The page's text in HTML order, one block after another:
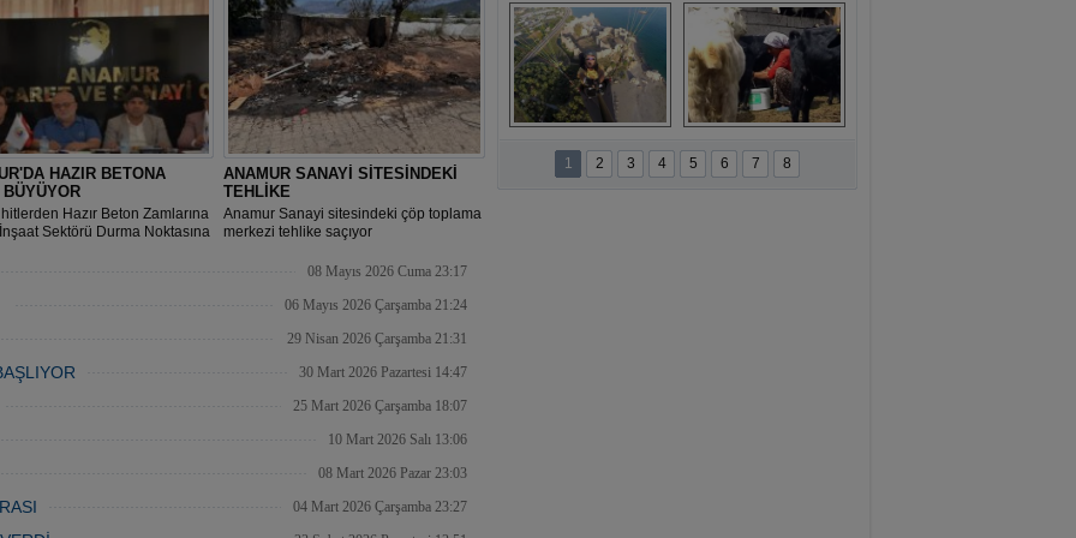
HAZIR BETONA
Hazır Beton Zamlarına
Sektörü Durma Noktasına
ANAMUR SANAYİ SİTESİNDEKİ
TEHLİKE
Anamur Sanayi sitesindeki çöp toplama
merkezi tehlike saçıyor
08 Mayıs 2026 Cuma 23:17
06 Mayıs 2026 Çarşamba 21:24
29 Nisan 2026 Çarşamba 21:31
30 Mart 2026 Pazartesi 14:47
25 Mart 2026 Çarşamba 18:07
10 Mart 2026 Salı 13:06
08 Mart 2026 Pazar 23:03
04 Mart 2026 Çarşamba 23:27
sansür açıklaması
Kırmızıgül’ün
filmine başkan
Mehmet Türe’den
sansür!
paraşütüne ilgi
artıyor
Hatice Gelin
belgeseli
1 2 3 4 5 6 7 8